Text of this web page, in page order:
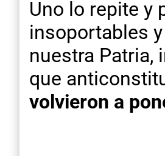
Uno lo repite y
insoportables
nuestra
que
volvieron a